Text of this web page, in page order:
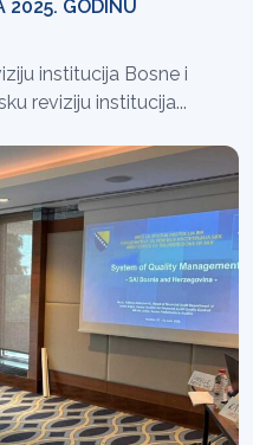
2025. GODINU
institucija Bosne i
reviziju institucija...